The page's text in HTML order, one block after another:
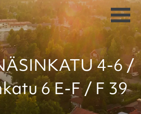
4-6 /
6 E-F / F 39